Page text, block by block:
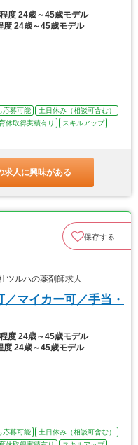
度 24歳～45歳モデル
度 24歳～45歳モデル
応募可能
土日休み（相談可含む）
休取得実績有り
スキルアップ
求人に興味がある
保存する
ツルハの薬剤師求人
／マイカー可／手当・
度 24歳～45歳モデル
度 24歳～45歳モデル
応募可能
土日休み（相談可含む）